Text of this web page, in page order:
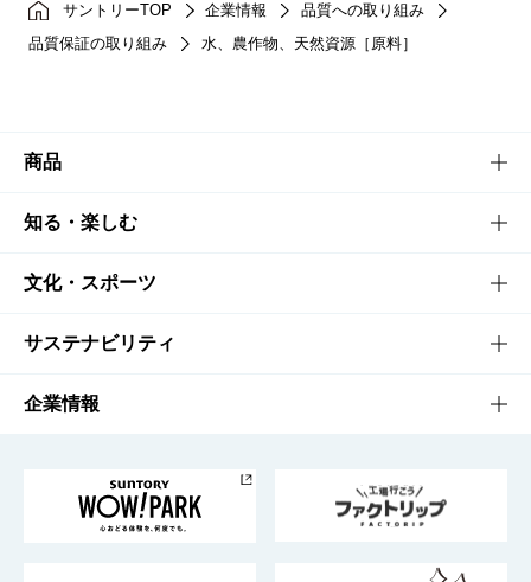
サントリーTOP 企業情報
品質への取り組み
品質保証の取り組み
水、農作物、天然資源［原料］
商品
商品TOP
商品一覧
商品発売情報
栄養成分一覧
知る・楽しむ
知る・楽しむTOP
キャンペーン
工場見学
地域情報
文化・スポーツ
文化・スポーツTOP
サントリーホール
サントリーサンバーズ大阪
サステナビリティ
サステナビリティTOP
サントリーが考えるサステナビリティ経営
企業情報
企業概要